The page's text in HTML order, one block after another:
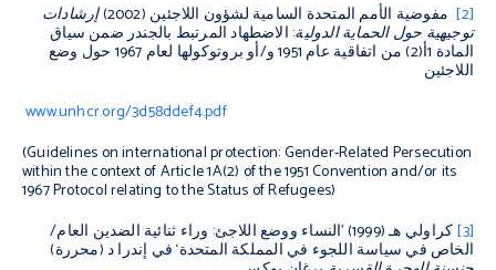
[2] مفوضية الأمم المتحدة السامية لشؤون اللاجئين (2002) إرشادات
توجيهية حول الحماية الدولية: الاضطهاد المرتبط بالجندر ضمن سياق
المادة 1أ(2) من اتفاقية عام 1951 و/أو بروتوكولها لعام 1967 حول وضع
اللاجئين
www.unhcr.org/3d58ddef4.pdf
(Guidelines on international protection: Gender-Related Persecution
within the context of Article 1A(2) of the 1951 Convention and/or its
1967 Protocol relating to the Status of Refugees)
[3]
كراولي هـ (1999) ’النساء ووضع اللاجئ: وراء ثنائية الضدين العام/
الخاص في سياسة اللجوء في المملكة المتحدة‘ في إندرا د (محررة)